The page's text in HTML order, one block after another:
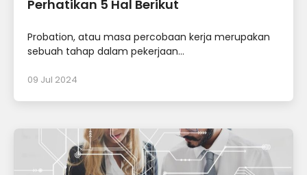
Perhatikan 5 Hal Berikut
Probation, atau masa percobaan kerja merupakan
sebuah tahap dalam pekerjaan...
09 Jul 2024